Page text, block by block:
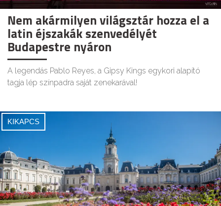
Nem akármilyen világsztár hozza el a
latin éjszakák szenvedélyét
Budapestre nyáron
A legendás Pablo Reyes, a Gipsy Kings egykori alapító
tagja lép színpadra saját zenekarával!
KIKAPCS